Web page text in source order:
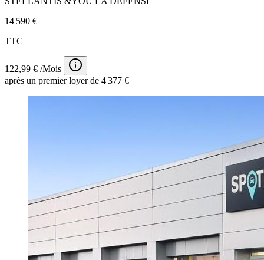
14 590 €
TTC
122,99 € /Mois
après un premier loyer de 4 377 €